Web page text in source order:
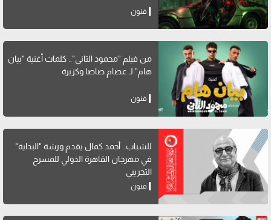
فنون
من فيلم "محمود التاني".. كلمات أغنية "بيان
هام" لـ عصام صاصا وكزبرة
فنون
للشباب.. أحمد كمال يقدم ورشة "البداية"
في مهرجان القاهرة الدولي للمسرح
التجريبي
فنون